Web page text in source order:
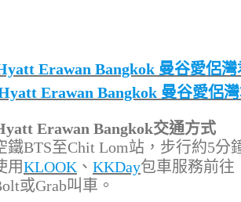
Erawan Bangkok 曼谷愛侶
Erawan Bangkok 曼谷愛侶
Erawan Bangkok交通方式
鐵BTS至Chit Lom站，步行約5分
用KLOOK 、 KKDay包車服務前往
或Grab叫車。